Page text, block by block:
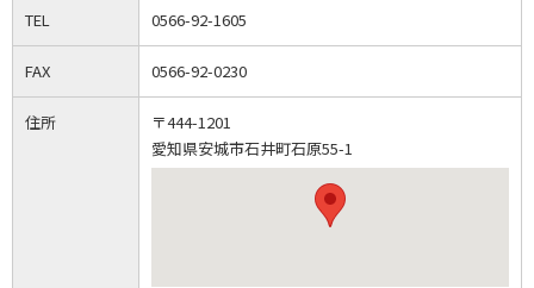
TEL 0566-92-1605
FAX 0566-92-0230
住所
〒444-1201
愛知県安城市石井町石原55-1